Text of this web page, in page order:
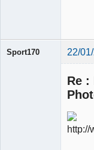
Sport170 22/
Re :